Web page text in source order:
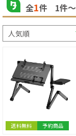
全1件 1件〜
送料無料 予約商品